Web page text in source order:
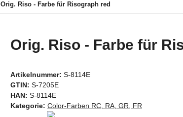
Orig. Riso - Farbe für Risograph red
Orig. Riso - Farbe für
Artikelnummer: S-8114E
GTIN: S-7205E
HAN: S-8114E
Kategorie: Color-Farben RC, RA, GR, FR